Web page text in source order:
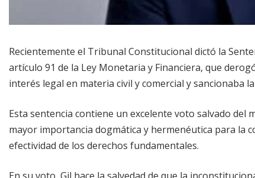
Recientemente el Tribunal Constitucional dictó la
artículo 91 de la Ley Monetaria y Financiera, que
interés legal en materia civil y comercial y sancionaba
Esta sentencia contiene un excelente voto salvado
mayor importancia dogmática y hermenéutica para la
efectividad de los derechos fundamentales.